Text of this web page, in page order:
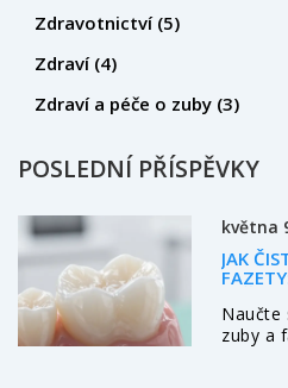
Zdravotnictví (5)
Zdraví (4)
Zdraví a péče o zuby (3)
POSLEDNÍ PŘÍSPĚVKY
května
JAK
Naučte
zuby a